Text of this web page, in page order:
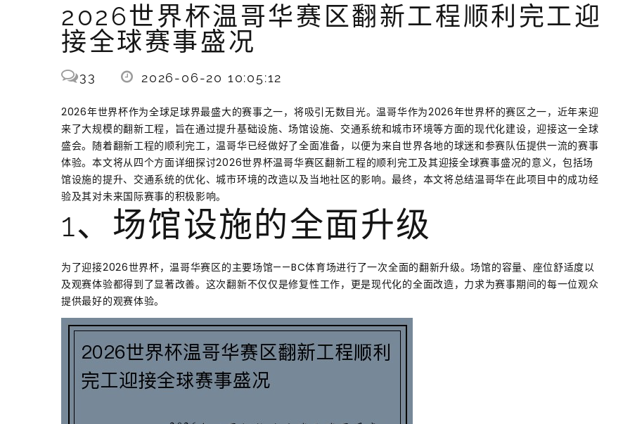
2026世界杯温哥华赛区翻新工程顺利完工迎
接全球赛事盛况
33 2026-06-20 10:05:12
2026年世界杯作为全球足球界最盛大的赛事之一，将吸引无数目光。温哥华作为2026年世界杯的赛区之一，近年来迎
来了大规模的翻新工程，旨在通过提升基础设施、场馆设施、交通系统和城市环境等方面的现代化建设，迎接这一全球
盛会。随着翻新工程的顺利完工，温哥华已经做好了全面准备，以便为来自世界各地的球迷和参赛队伍提供一流的赛事
体验。本文将从四个方面详细探讨2026世界杯温哥华赛区翻新工程的顺利完工及其迎接全球赛事盛况的意义，包括场
馆设施的提升、交通系统的优化、城市环境的改造以及当地社区的影响。最终，本文将总结温哥华在此项目中的成功经
验及其对未来国际赛事的积极影响。
1、场馆设施的全面升级
为了迎接2026世界杯，温哥华赛区的主要场馆——BC体育场进行了一次全面的翻新升级。场馆的容量、座位舒适度以
及观赛体验都得到了显著改善。这次翻新不仅仅是修复性工作，更是现代化的全面改造，力求为赛事期间的每一位观众
提供最好的观赛体验。